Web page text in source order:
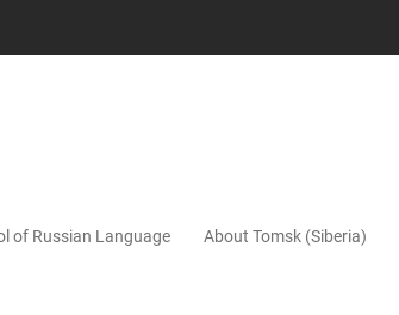
of Russian Language About Tomsk (Siberia)